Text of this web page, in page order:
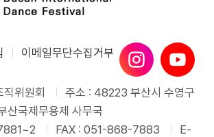
이메일무단수집거부
위원회
주소 : 48223 부산시 수영구
산국제무용제 사무국
FAX : 051-868-7883 E-